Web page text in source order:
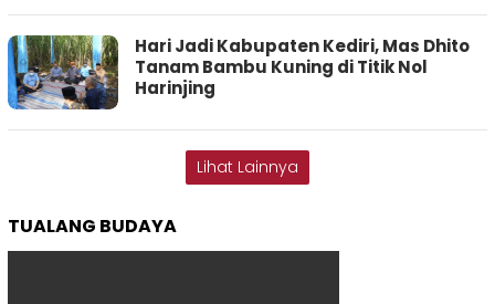
Hari Jadi Kabupaten Kediri, Mas Dhito
Tanam Bambu Kuning di Titik Nol
Harinjing
Lihat Lainnya
TUALANG BUDAYA